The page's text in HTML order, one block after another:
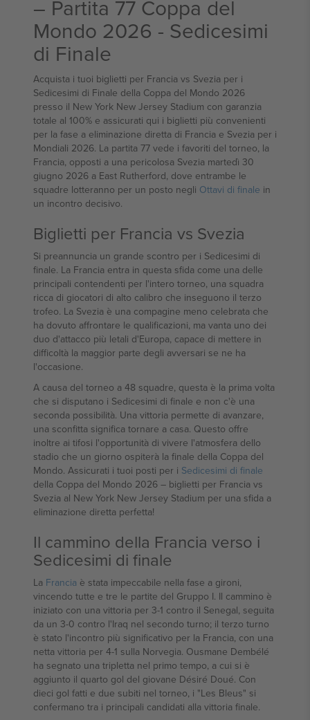
– Partita 77 Coppa del
Mondo 2026 - Sedicesimi
di Finale
Acquista i tuoi biglietti per Francia vs Svezia per i
Sedicesimi di Finale della Coppa del Mondo 2026
presso il New York New Jersey Stadium con garanzia
totale al 100% e assicurati qui i biglietti più convenienti
per la fase a eliminazione diretta di Francia e Svezia per i
Mondiali 2026. La partita 77 vede i favoriti del torneo, la
Francia, opposti a una pericolosa Svezia martedì 30
giugno 2026 a East Rutherford, dove entrambe le
squadre lotteranno per un posto negli Ottavi di finale in
un incontro decisivo.
Biglietti per Francia vs Svezia
Si preannuncia un grande scontro per i Sedicesimi di
finale. La Francia entra in questa sfida come una delle
principali contendenti per l'intero torneo, una squadra
ricca di giocatori di alto calibro che inseguono il terzo
trofeo. La Svezia è una compagine meno celebrata che
ha dovuto affrontare le qualificazioni, ma vanta uno dei
duo d'attacco più letali d'Europa, capace di mettere in
difficoltà la maggior parte degli avversari se ne ha
l'occasione.
A causa del torneo a 48 squadre, questa è la prima volta
che si disputano i Sedicesimi di finale e non c'è una
seconda possibilità. Una vittoria permette di avanzare,
una sconfitta significa tornare a casa. Questo offre
inoltre ai tifosi l'opportunità di vivere l'atmosfera dello
stadio che un giorno ospiterà la finale della Coppa del
Mondo. Assicurati i tuoi posti per i Sedicesimi di finale
della Coppa del Mondo 2026 – biglietti per Francia vs
Svezia al New York New Jersey Stadium per una sfida a
eliminazione diretta perfetta!
Il cammino della Francia verso i
Sedicesimi di finale
La Francia è stata impeccabile nella fase a gironi,
vincendo tutte e tre le partite del Gruppo I. Il cammino è
iniziato con una vittoria per 3-1 contro il Senegal, seguita
da un 3-0 contro l'Iraq nel secondo turno; il terzo turno
è stato l'incontro più significativo per la Francia, con una
netta vittoria per 4-1 sulla Norvegia. Ousmane Dembélé
ha segnato una tripletta nel primo tempo, a cui si è
aggiunto il quarto gol del giovane Désiré Doué. Con
dieci gol fatti e due subiti nel torneo, i "Les Bleus" si
confermano tra i principali candidati alla vittoria finale.